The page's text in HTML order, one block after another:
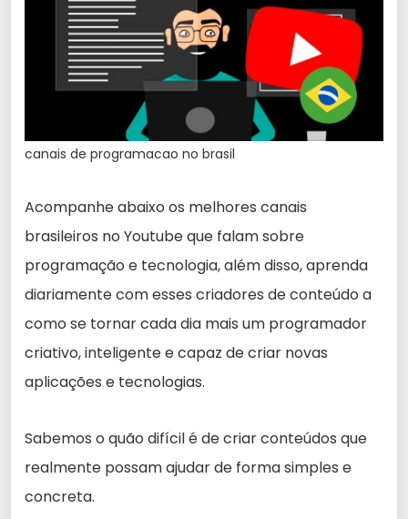
canais de programacao no brasil
Acompanhe abaixo os melhores canais
brasileiros no Youtube que falam sobre
programação e tecnologia, além disso, aprenda
diariamente com esses criadores de conteúdo a
como se tornar cada dia mais um programador
criativo, inteligente e capaz de criar novas
aplicações e tecnologias.
Sabemos o quão difícil é de criar conteúdos que
realmente possam ajudar de forma simples e
concreta.